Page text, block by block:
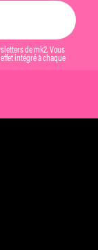
de mk2. Vous
intégré à chaque